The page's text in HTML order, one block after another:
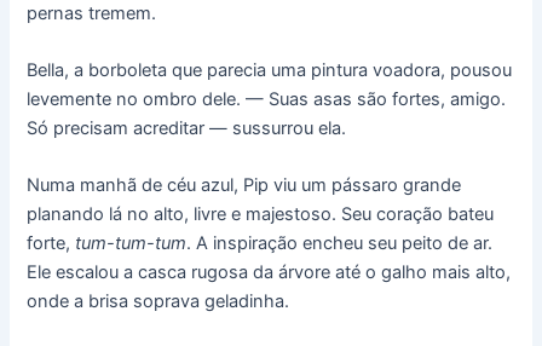
pernas tremem.
Bella, a borboleta que parecia uma pintura voadora, pousou
levemente no ombro dele. — Suas asas são fortes, amigo.
Só precisam acreditar — sussurrou ela.
Numa manhã de céu azul, Pip viu um pássaro grande
planando lá no alto, livre e majestoso. Seu coração bateu
forte, tum-tum-tum. A inspiração encheu seu peito de ar.
Ele escalou a casca rugosa da árvore até o galho mais alto,
onde a brisa soprava geladinha.